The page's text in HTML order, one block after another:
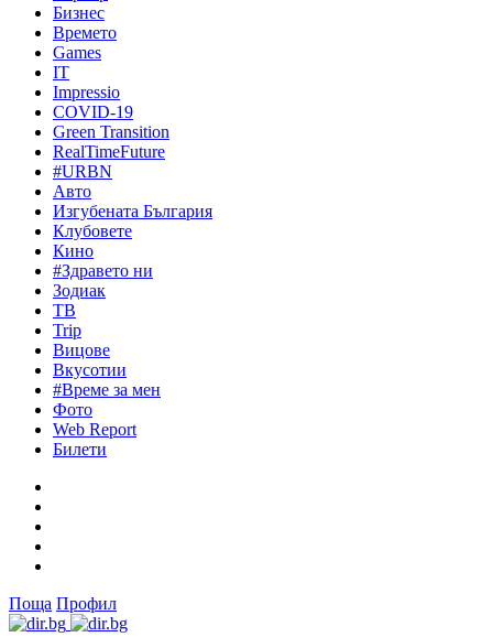
Бизнес
Времето
Games
IT
Impressio
COVID-19
Green Transition
RealTimeFuture
#URBN
Авто
Изгубената България
Клубовете
Кино
#Здравето ни
Зодиак
ТВ
Trip
Вицове
Вкусотии
#Време за мен
Фото
Web Report
Билети
Поща Профил